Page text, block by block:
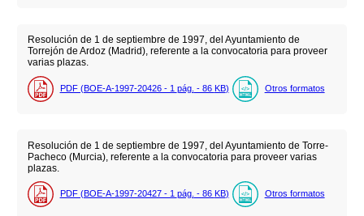
Resolución de 1 de septiembre de 1997, del Ayuntamiento de
Torrejón de Ardoz (Madrid), referente a la convocatoria para proveer
varias plazas.
PDF (BOE-A-1997-20426 - 1 pág. - 86 KB) Otros formatos
Resolución de 1 de septiembre de 1997, del Ayuntamiento de Torre-
Pacheco (Murcia), referente a la convocatoria para proveer varias
plazas.
PDF (BOE-A-1997-20427 - 1 pág. - 86 KB) Otros formatos